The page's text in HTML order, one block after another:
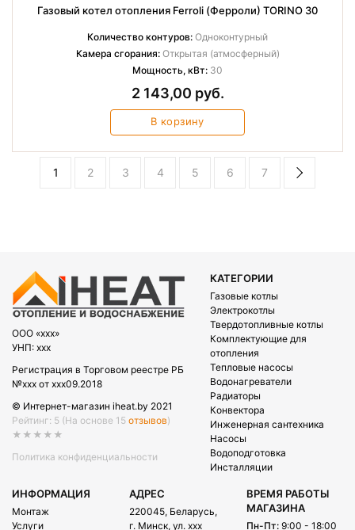
Газовый котел отопления Ferroli (Ферроли) TORINO 30
Количество контуров: Одноконтурный
Камера сгорания:Открытая (атмосферный)
Мощность, кВт: 30
2 143,00 руб.
В корзину
1 2 3 4 5 6 7
OOO «xxx»
УНП: xxx
Регистрация в Торговом реестре РБ
№xxx от xxx09.2018
© Интернет-магазин iheat.by 2021
Рейтинг: 5 (На основе 15 отзывов)
★★★★★
Политика конфиденциальности
КАТЕГОРИИ
Газовые котлы
Электрокотлы
Твердотопливные котлы
Комплектующие для
отопления
Тепловые насосы
Водонагреватели
Радиаторы
Конвектора
Инженерная сантехника
Насосы
Водоподготовка
Инсталляции
ИНФОРМАЦИЯ
Монтаж
Услуги
АДРЕС
220045, Беларусь,
г. Минск, ул. xxx
ВРЕМЯ РАБОТЫ
МАГАЗИНА
Пн-Пт: 9:00 - 18:00